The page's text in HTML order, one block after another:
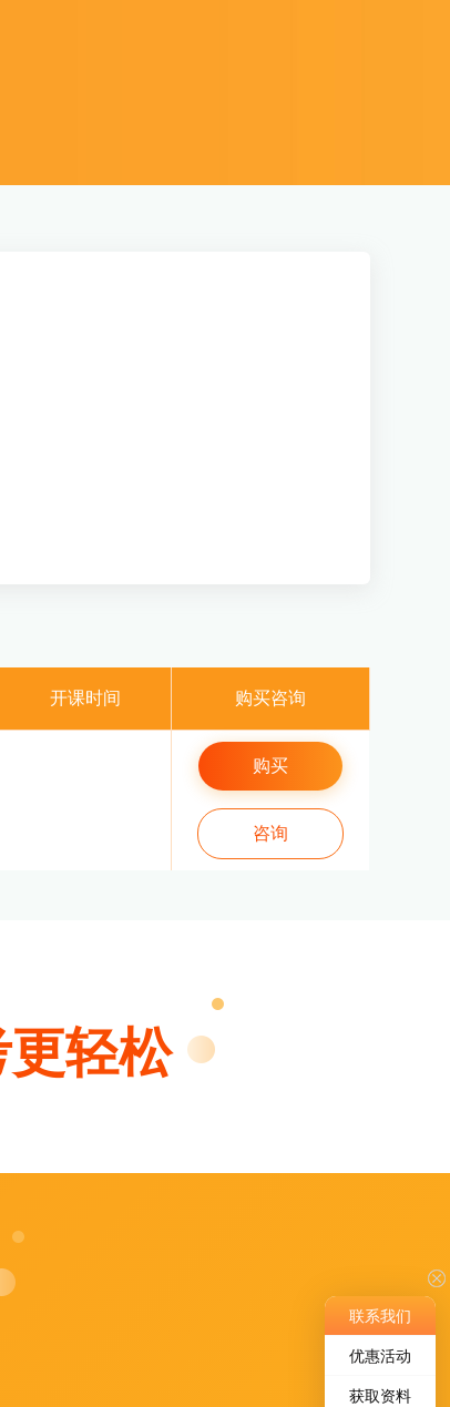
开课时间 购买咨询
购买
咨询
轻松
联系我们
优惠活动
获取资料